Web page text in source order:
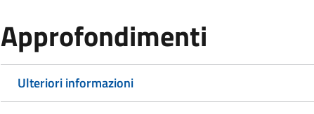
Approfondimenti
Ulteriori informazioni